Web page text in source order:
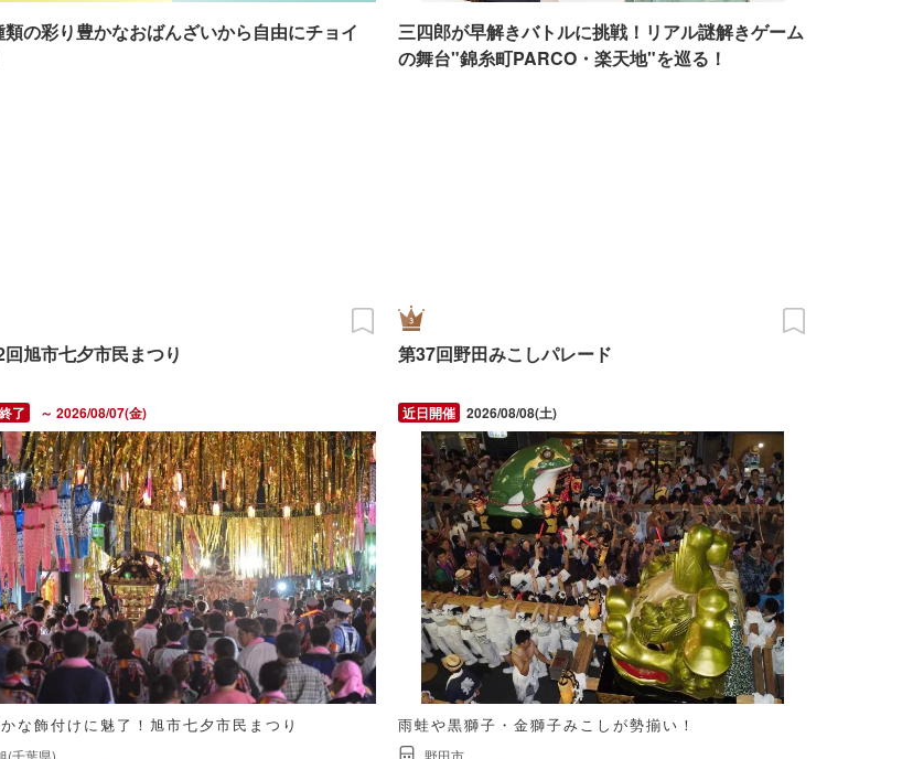
類の彩り豊かなおばんざいから自由にチョイ
三四郎が早解きバトルに挑戦！リアル謎解きゲーム
の舞台"錦糸町PARCO・楽天地"を巡る！
旭市七夕市民まつり
～ 2026/08/07(金)
な飾付けに魅了！旭市七夕市民まつり
第37回野田みこしパレード
2026/08/08(土)
雨蛙や黒獅子・金獅子みこしが勢揃い！